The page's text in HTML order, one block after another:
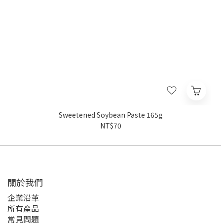
Sweetened Soybean Paste 165g
NT$70
關於我們
企業沿革
所有產品
常見問題